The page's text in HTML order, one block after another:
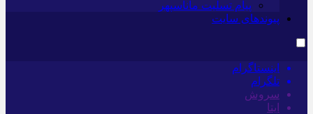
پیام تسلیت ماناسپهر
پیوندهای سایت
اینستاگرام
تلگرام
سروش
ایتا